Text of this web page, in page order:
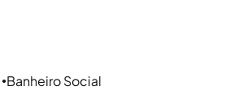
com a experiência e a
●Banheiro Social